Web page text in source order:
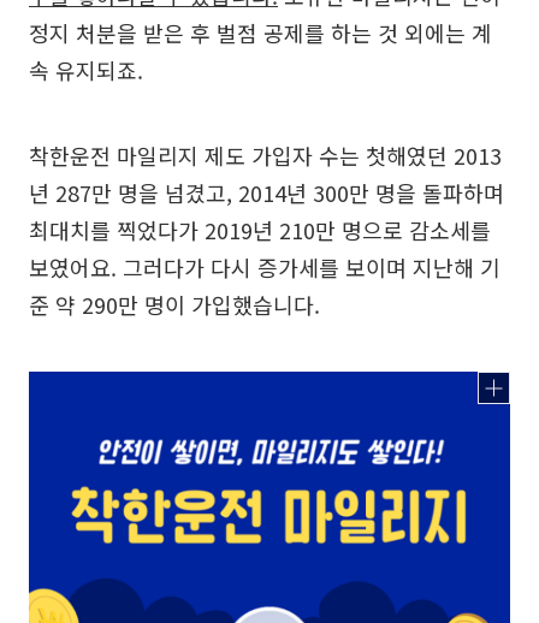
정지 처분을 받은 후 벌점 공제를 하는 것 외에는 계
속 유지되죠.
착한운전 마일리지 제도 가입자 수는 첫해였던 2013
년 287만 명을 넘겼고, 2014년 300만 명을 돌파하며
최대치를 찍었다가 2019년 210만 명으로 감소세를
보였어요. 그러다가 다시 증가세를 보이며 지난해 기
준 약 290만 명이 가입했습니다.